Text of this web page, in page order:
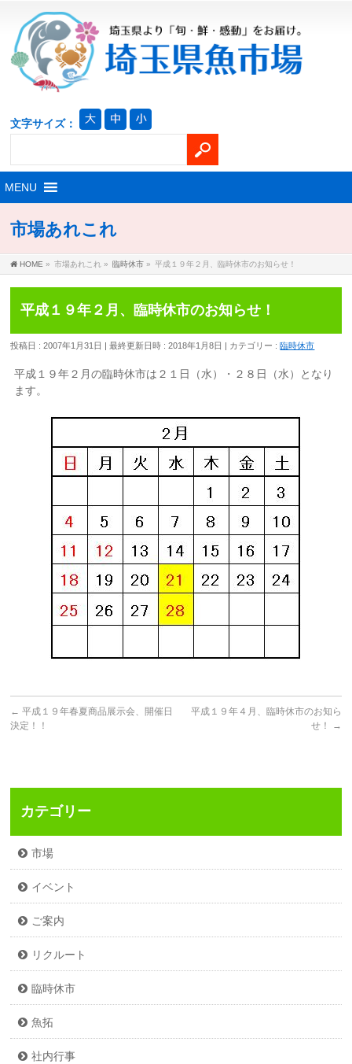
文字サイズ：
市場あれこれ
HOME » 市場あれこれ » 臨時休市 » 平成１９年２月、臨時休市のお知らせ！
平成１９年２月、臨時休市のお知らせ！
投稿日 : 2007年1月31日 最終更新日時 : 2018年1月8日 カテゴリー : 臨時休市
平成１９年２月の臨時休市は２１日（水）・２８日（水）となり
ます。
← 平成１９年春夏商品展示会、開催日
決定！！
平成１９年４月、臨時休市のお知ら
せ！
→
カテゴリー
市場
イベント
ご案内
リクルート
臨時休市
魚拓
社内行事